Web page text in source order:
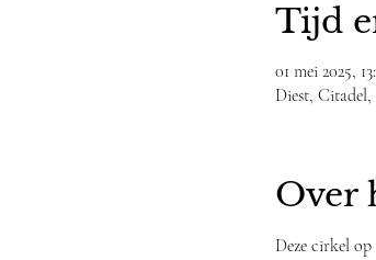
Tijd
01 mei 2025,
Diest, Citadel,
Over
Deze cirkel op